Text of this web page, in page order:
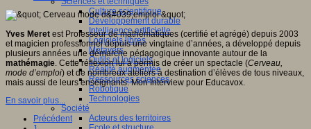
Culture scientifique
Développement durable
Intelligence artificielle
Logiciels libres
Métavers
Outils et logiciels
Réalité augmentée
Ressources sciences
Robotique
Technologies
Société
Acteurs des territoires
Yves Meret est Professeur de mathématiques (certifié et agrégé) depuis 2003
et magicien professionnel depuis une vingtaine d’années, a développé depuis
plusieurs années une démarche pédagogique innovante autour de la
mathémagie . Cette réflexion lui a permis de créer un spectacle (Cerveau,
mode d’emploi) et de nombreux ateliers à destination d’élèves de tous niveaux,
mais aussi de leurs enseignants. Mon Interview pour Educavox.
En savoir plus...
Précédent